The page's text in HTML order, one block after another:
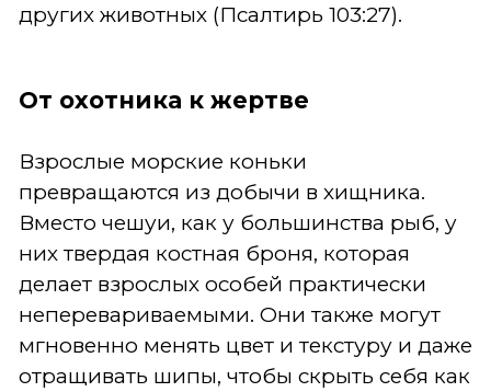
других животных (Псалтирь 103:27).
От охотника к жертве
Взрослые морские коньки
превращаются из добычи в хищника.
Вместо чешуи, как у большинства рыб, у
них твердая костная броня, которая
делает взрослых особей практически
неперевариваемыми. Они также могут
мгновенно менять цвет и текстуру и даже
отращивать шипы, чтобы скрыть себя как